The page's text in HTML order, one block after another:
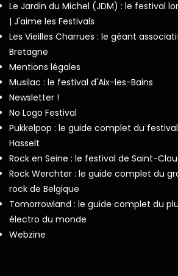
Le Jardin du Michel (JDM) : le festival
| J'aime les Festivals
Les Vieilles Charrues : le géant
Bretagne
Mentions légales
Musilac : le festival d'Aix-les-Bains
Newsletter !
No Logo Festival
Pukkelpop : le guide complet du
Hasselt
Rock en Seine : le festival de Saint-
Rock Werchter : le guide complet du
rock de Belgique
Tomorrowland : le guide complet du
électro du monde
Webzine